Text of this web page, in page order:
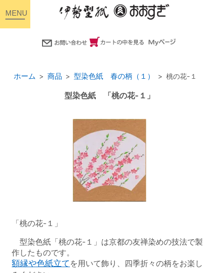
ホーム 商品 型染色紙 春の柄（１） 桃の花-１
型染色紙 「桃の花-１」
「桃の花-１」
型染色紙「桃の花-１」は京都の友禅染めの技法で製
作したものです。
額縁や色紙立て を用いて飾り、四季折々の柄をお楽し
toggle
navigation